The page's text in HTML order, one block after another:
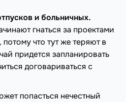
и больничных.
гнаться за проектами
потому что тут же теряют в
придется запланировать
договариваться с
попасться нечестный